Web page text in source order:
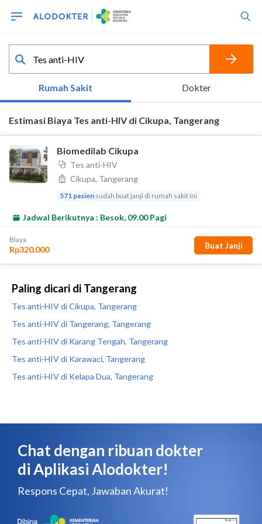
Paling dicari di Tangerang
Tes anti-HIV di Cikupa, Tangerang
Tes anti-HIV di Tangerang, Tangerang
Tes anti-HIV di Karang Tengah, Tangerang
Tes anti-HIV di Karawaci, Tangerang
Tes anti-HIV di Kelapa Dua, Tangerang